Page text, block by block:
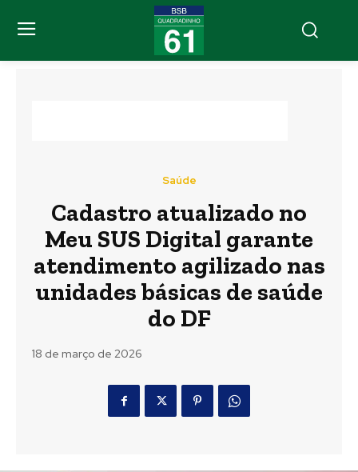
Saúde
Cadastro atualizado no
Meu SUS Digital garante
atendimento agilizado nas
unidades básicas de saúde
do DF
18 de março de 2026